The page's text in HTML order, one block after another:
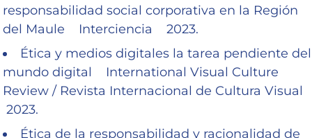
responsabilidad social corporativa en la Región
del Maule Interciencia 2023.
Ética y medios digitales la tarea pendiente del
mundo digital International Visual Culture
Review / Revista Internacional de Cultura Visual
2023.
Ética de la responsabilidad y racionalidad de